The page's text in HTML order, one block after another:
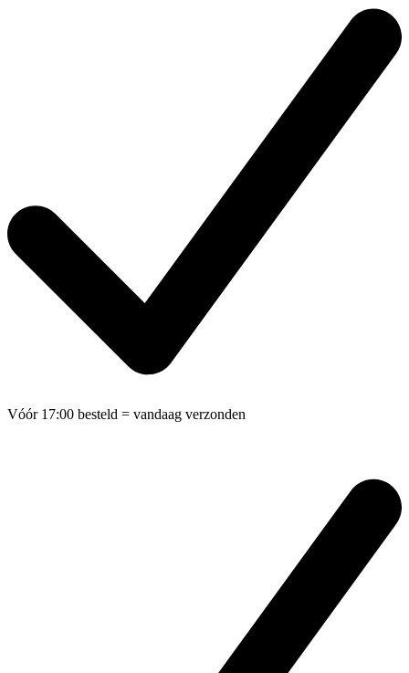
Vóór 17:00 besteld = vandaag verzonden